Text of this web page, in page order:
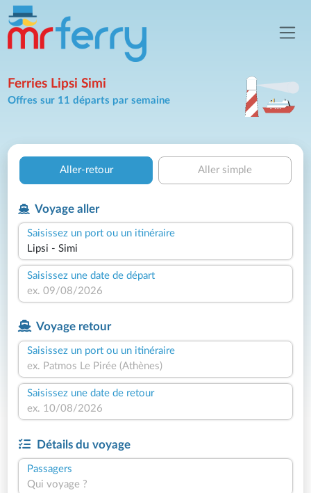
Ferries Lipsi Simi
Offres sur 11 départs par semaine
Aller-retour Aller simple
Voyage aller
Saisissez un port ou un itinéraire
Saisissez une date de départ
Voyage retour
Saisissez un port ou un itinéraire
Saisissez une date de retour
Détails du voyage
Passagers
Qui voyage ?